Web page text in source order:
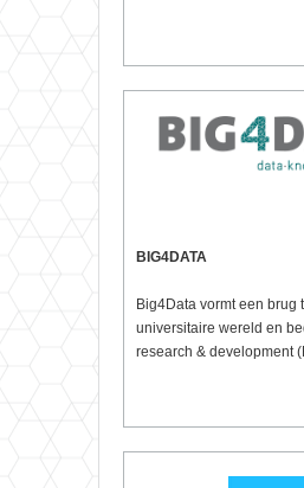
BIG4DATA
Big4Data vormt een brug
universitaire wereld en
research & development